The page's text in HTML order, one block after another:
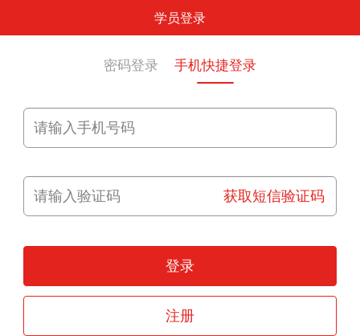
学员登录
密码登录 手机快捷登录
获取短信验证码
登录
注册